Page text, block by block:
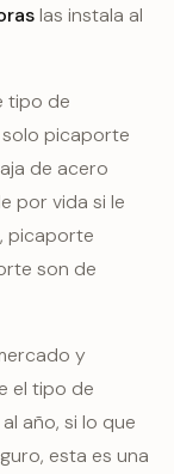
las instala al
tipo de
picaporte
de acero
por vida si le
picaporte
son de
y
el tipo de
año, si lo que
esta es una